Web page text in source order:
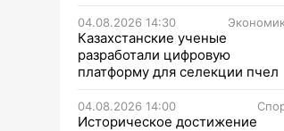
04.08.2026 14:30
Казахстанские ученые
разработали цифровую
платформу для селекции пчел
04.08.2026 14:00
Историческое достижение